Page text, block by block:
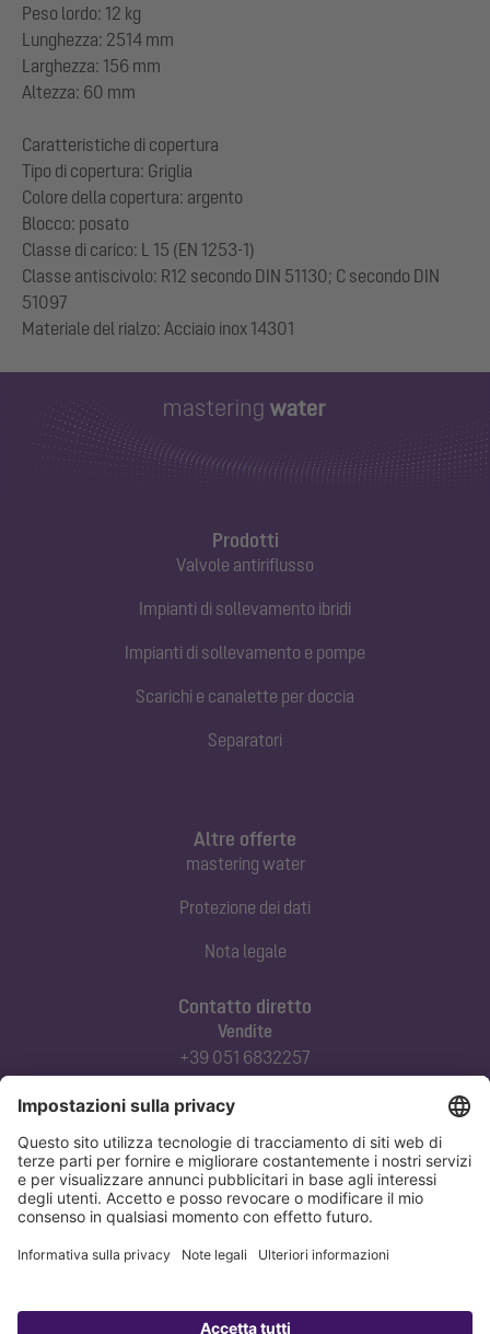
Peso lordo: 12 kg
Lunghezza: 2514 mm
Larghezza: 156 mm
Altezza: 60 mm
Caratteristiche di copertura
Tipo di copertura: Griglia
Colore della copertura: argento
Blocco: posato
Classe di carico: L 15 (EN 1253-1)
Classe antiscivolo: R12 secondo DIN 51130; C secondo DIN
51097
Prodotti
Valvole antiriflusso
Impianti di sollevamento ibridi
Impianti di sollevamento e pompe
Scarichi e canalette per doccia
Separatori
Contatto diretto
Vendite
+39 051 6832257
+39 342-8970379
assistenza@kessel-italia.it
Altre offerte
mastering water
Protezione dei dati
Nota legale